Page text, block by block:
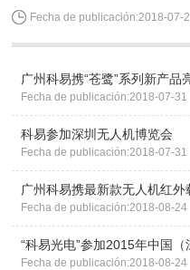
Fecha de publicación:2018-07-
广州科易携“苍鹭”系列新产品
Fecha de publicación:2018-07-31
科易参加深圳无人机博览会
Fecha de publicación:2018-07-31
Fecha de publicación:2018-08-24
Fecha de publicación:2018-08-24